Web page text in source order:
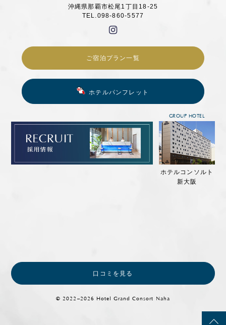
沖縄県那覇市松尾1丁目18-25
TEL.098-860-5577
ご宿泊プラン一覧
ホテルパンフレット
GROUP HOTEL
ホテルコンソルト
新大阪
口コミを見る
© 2022–2026 Hotel Grand Consort Naha